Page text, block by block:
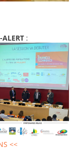
:
<<